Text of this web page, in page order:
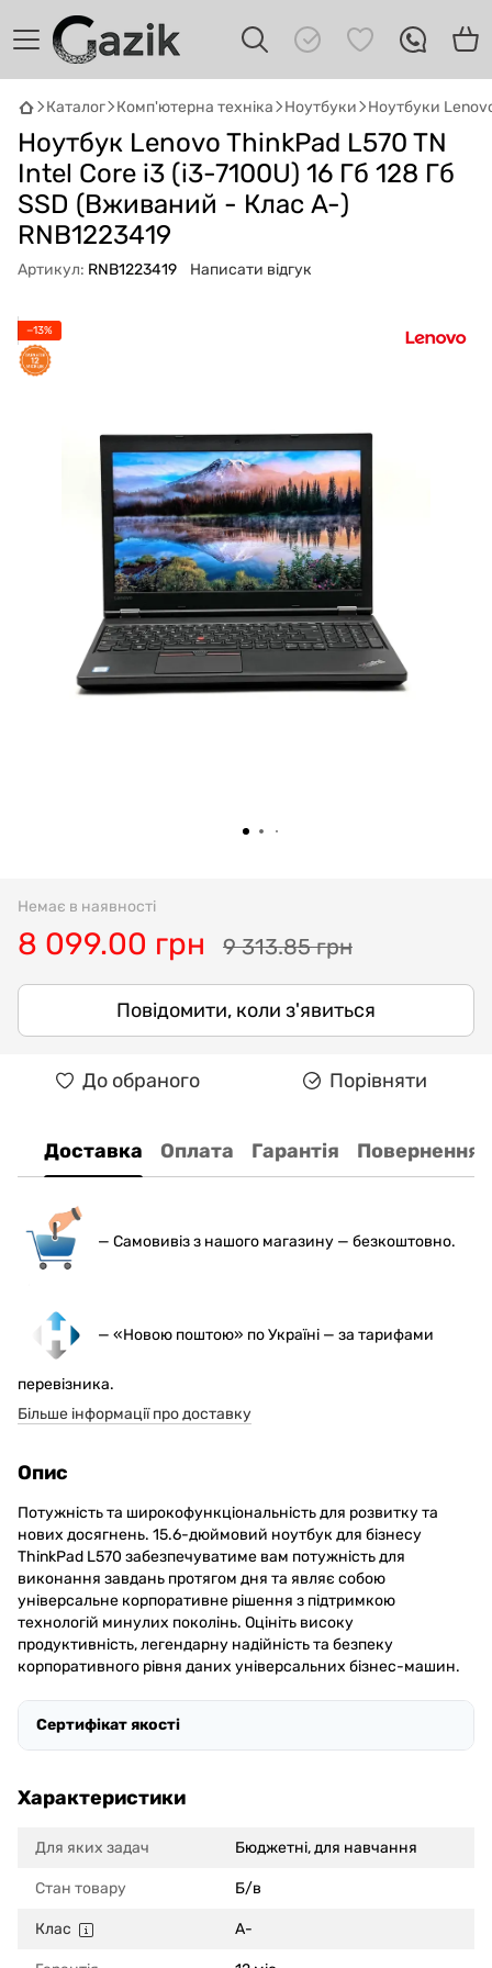
Каталог Комп'ютерна техніка Ноутбуки Ноутбуки
Ноутбук Lenovo ThinkPad L570 TN
Intel Core i3 (i3-7100U) 16 Гб 128 Гб
SSD (Вживаний - Клас A-)
RNB1223419
Артикул: RNB1223419 Написати відгук
−13%
Немає в наявності
8 099.00 грн 9 313.85 грн
Повідомити, коли з'явиться
До обраного Порівняти
Доставка Оплата Гарантія Повернення
— Самовивіз з нашого магазину — безкоштовно.
— «Новою поштою» по Україні — за тарифами
перевізника.
Більше інформації про доставку
Опис
Потужність та широкофункціональність для розвитку та
нових досягнень. 15.6-дюймовий ноутбук для бізнесу
ThinkPad L570 забезпечуватиме вам потужність для
виконання завдань протягом дня та являє собою
універсальне корпоративне рішення з підтримкою
технологій минулих поколінь. Оцініть високу
продуктивність, легендарну надійність та безпеку
корпоративного рівня даних універсальних бізнес-машин.
Сертифікат якості
Характеристики
Для яких задач Бюджетні, для навчання
Стан товару Б/в
Клас A-
GAZIK AI
Онлайн · пошук техніки
Привіт! 👋 Я Gazik AI — допоможу
підібрати вживану комп'ютерну техніку.
Що шукаєш?